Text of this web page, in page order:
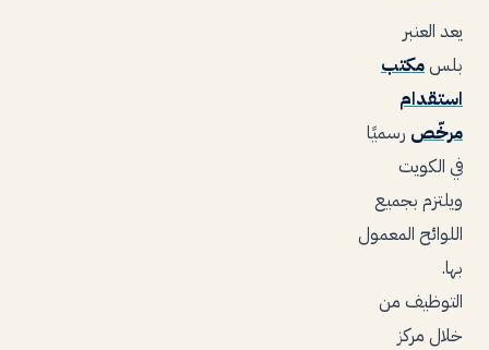
يعد العنبر
بلسمكتب
استقدام
مرخّص رسميًا
في الكويت
ويلتزم بجميع
اللوائح المعمول
بها.
التوظيف من
خلال مركز